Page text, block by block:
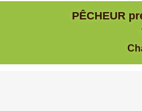
PÊCHEUR